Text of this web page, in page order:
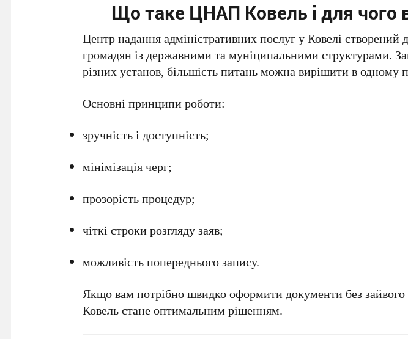
Що таке ЦНАП Ковель і для чого
Центр надання адміністративних послуг у Ковелі створений
громадян із державними та муніципальними структурами.
різних установ, більшість питань можна вирішити в одному
Основні принципи роботи:
зручність і доступність;
мінімізація черг;
прозорість процедур;
чіткі строки розгляду заяв;
можливість попереднього запису.
Якщо вам потрібно швидко оформити документи без
Ковель стане оптимальним рішенням.